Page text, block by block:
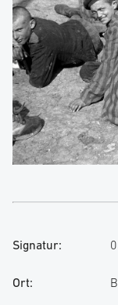
Signatur:
Ort: